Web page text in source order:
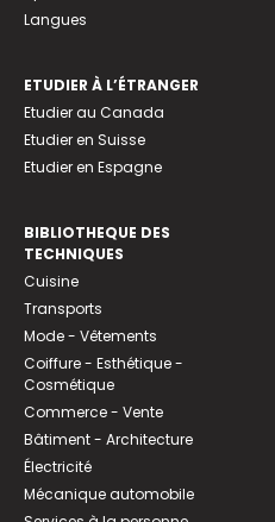
Langues
ETUDIER À L’ÉTRANGER
Etudier au Canada
Etudier en Suisse
Etudier en Espagne
BIBLIOTHEQUE DES
TECHNIQUES
Cuisine
Transports
Mode - Vêtements
Coiffure - Esthétique -
Cosmétique
Commerce - Vente
Bâtiment - Architecture
Électricité
Mécanique automobile